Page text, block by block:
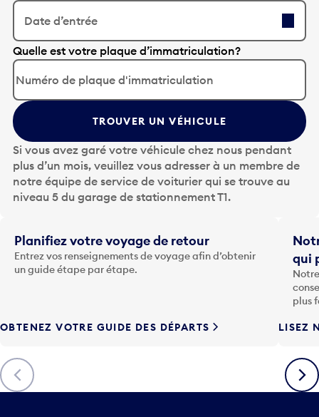
Date d’entrée
A
p
p
u
y
e
z
s
u
r
l
t
o
u
F
è
c
h
Quelle est votre plaque d’immatriculation?
TROUVER UN VÉHICULE
Si vous avez garé votre véhicule chez nous pendant
plus d’un mois, veuillez vous adresser à un membre de
notre équipe de service de voiturier qui se trouve au
niveau 5 du garage de stationnement T1.
Précédent
Planifiez votre voyage de retour
Entrez vos renseignements de voyage afin d’obtenir
un guide étape par étape.
OBTENEZ VOTRE GUIDE DES DÉPARTS
qui
plus
LISEZ